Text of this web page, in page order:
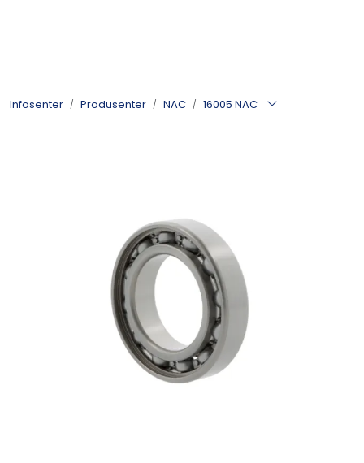
Infosenter Produsenter NAC 16005 NAC